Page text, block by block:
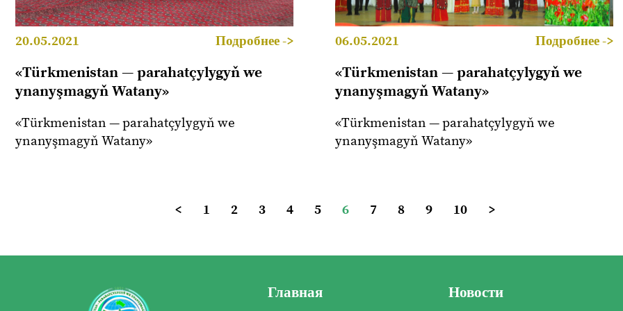
20.05.2021 Подробнее ->
«Türkmenistan — parahatçylygyň we
ynanyşmagyň Watany»
«Türkmenistan — parahatçylygyň we
ynanyşmagyň Watany»
06.05.2021 Подробнее ->
«Türkmenistan — parahatçylygyň we
ynanyşmagyň Watany»
«Türkmenistan — parahatçylygyň we
ynanyşmagyň Watany»
< 1 2 3 4 5 6 7 8 9 10 >
Главная
Новости